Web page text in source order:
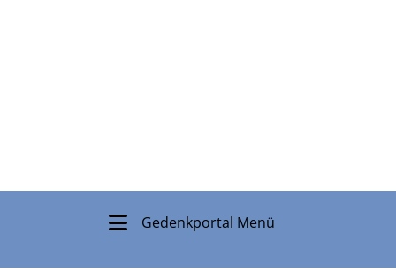
Gedenkportal Menü